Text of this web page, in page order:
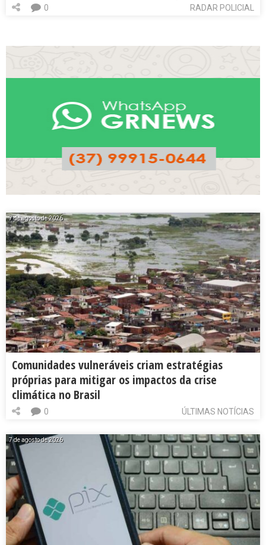
RADAR POLICIAL
0
7 de agosto de 2026
Comunidades vulneráveis criam estratégias
próprias para mitigar os impactos da crise
climática no Brasil
ÚLTIMAS NOTÍCIAS
0
7 de agosto de 2026